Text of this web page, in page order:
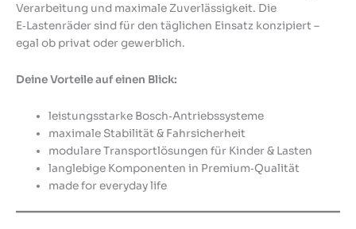
Verarbeitung und maximale Zuverlässigkeit. Die
E‑Lastenräder sind für den täglichen Einsatz konzipiert –
egal ob privat oder gewerblich.
Deine Vorteile auf einen Blick:
leistungsstarke Bosch‑Antriebssysteme
maximale Stabilität & Fahrsicherheit
modulare Transportlösungen für Kinder & Lasten
langlebige Komponenten in Premium‑Qualität
made for everyday life